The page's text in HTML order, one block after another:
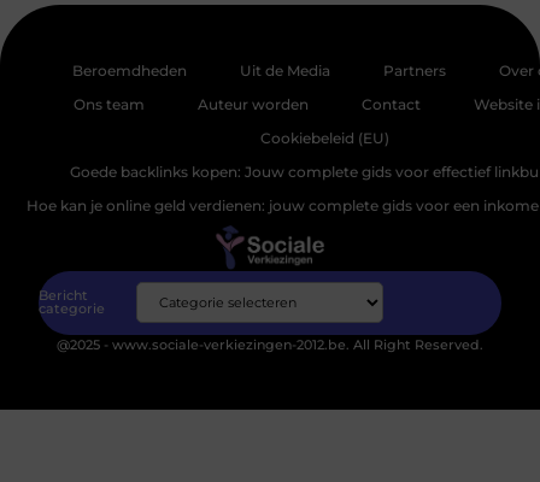
Beroemdheden Uit de Media Partners
Over
Ons team
Auteur worden Contact
Website
Cookiebeleid (EU)
Goede backlinks kopen: Jouw complete gids voor effectief
Hoe kan je online geld verdienen: jouw complete gids voor een
Bericht
categorie
@2025 - www.sociale-verkiezingen-2012.be. All Right Reserved.